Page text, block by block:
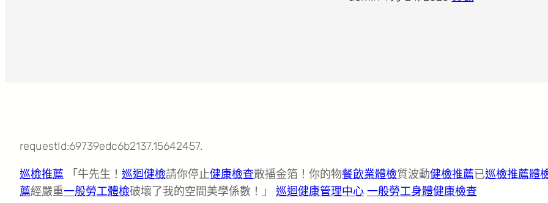
requestId:69739edc6b2137.15642457.
巡檢推薦 「牛先生！ 巡迴健檢請你停止健康檢查散播金箔！你的物餐飲業體檢質波動健檢推薦已巡檢推薦體
薦經嚴重一般勞工體檢破壞了我的空間美學係數！」 巡迴健康管理中心 一般勞工身體健康檢查